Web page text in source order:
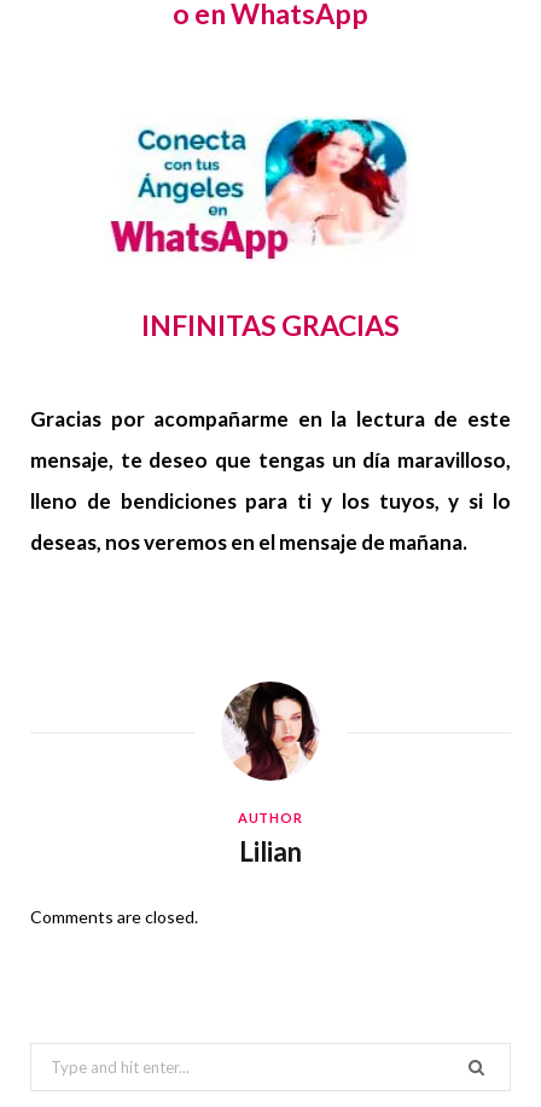
o en WhatsApp
INFINITAS GRACIAS
Gracias por acompañarme en la lectura de este
mensaje, te deseo que tengas un día maravilloso,
lleno de bendiciones para ti y los tuyos, y si lo
deseas, nos veremos en el mensaje de mañana.
AUTHOR
Lilian
Comments are closed.
Search
for: